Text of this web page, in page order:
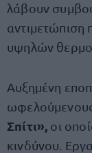
λάβουν
αντιμετώπιση
υψηλών
Αυξημένη
Σπίτι», οι
κινδύνου.